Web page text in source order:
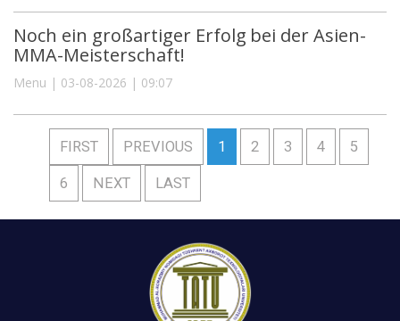
Noch ein großartiger Erfolg bei der Asien-
MMA-Meisterschaft!
Menu | 03-08-2026 | 09:07
FIRST PREVIOUS 1 2 3 4 5
6 NEXT LAST